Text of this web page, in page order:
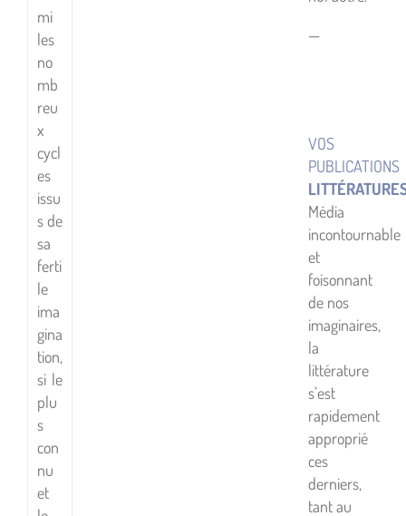
mi
les
no
mb
reu
x
cycl
es
issu
s de
sa
ferti
le
ima
gina
tion,
si le
plu
s
con
nu
et
—
VOS
PUBLICATIONS
Média
incontournable
et
foisonnant
de nos
imaginaires,
la
littérature
s’est
rapidement
approprié
ces
derniers,
tant au